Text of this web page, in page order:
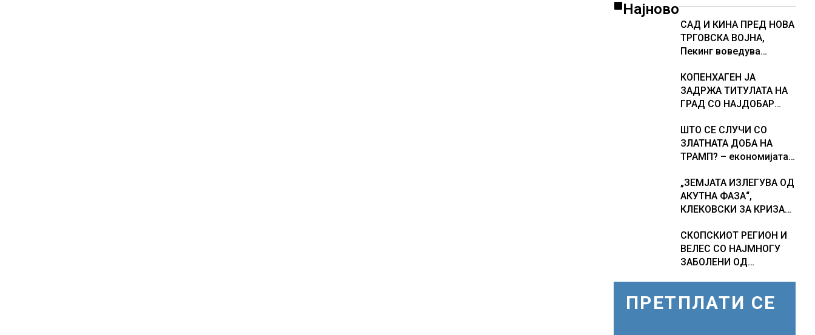
Најново
САД И КИНА ПРЕД НОВА
ТРГОВСКА ВОЈНА,
Пекинг воведува
американски компании
и организации
КОПЕНХАГЕН ЈА
ЗАДРЖА ТИТУЛАТА НА
ГРАД СО НАЈДОБАР
градовите со најниско
рангирање
продолжуваат да бидат
комбинација од
фактори
ШТО СЕ СЛУЧИ СО
ЗЛАТНАТА ДОБА НА
ТРАМП? – економијата
најавениот забрзан
економски раст
„ЗЕМЈАТА ИЗЛЕГУВА ОД
АКУТНА ФАЗА“,
КЛЕКОВСКИ ЗА КРИЗАТА
СКОПСКИОТ РЕГИОН И
ВЕЛЕС СО НАЈМНОГУ
ЗАБОЛЕНИ ОД
министерот за
ПРЕТПЛАТИ СЕ